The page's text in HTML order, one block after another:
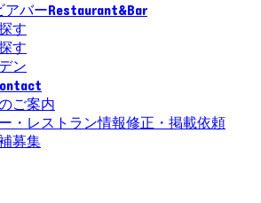
アバーRestaurant&Bar
す
す
ン
ご案内
・レストラン情報修正・掲載依頼
募集